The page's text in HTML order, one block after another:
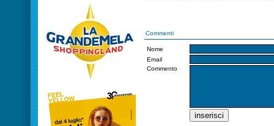
Commenti
Nome
Email
Commento